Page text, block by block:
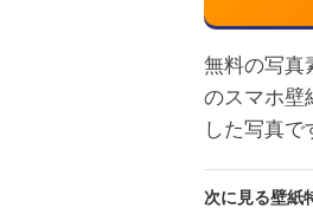
無料の写真
のスマホ壁
した写真で
次に見る壁紙